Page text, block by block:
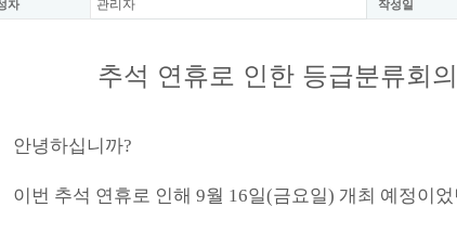
자 관리자 작성일
추석 연휴로 인한 등급분류회
안녕하십니까?
이번 추석 연휴로 인해 9월 16일(금요일) 개최 예정이